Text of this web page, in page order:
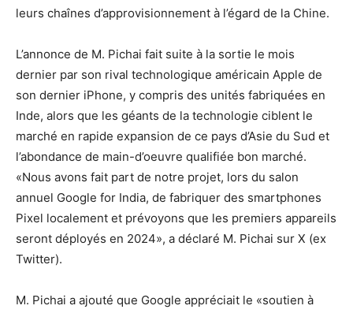
leurs chaînes d’approvisionnement à l’égard de la Chine.
L’annonce de M. Pichai fait suite à la sortie le mois
dernier par son rival technologique américain Apple de
son dernier iPhone, y compris des unités fabriquées en
Inde, alors que les géants de la technologie ciblent le
marché en rapide expansion de ce pays d’Asie du Sud et
l’abondance de main-d’oeuvre qualifiée bon marché.
«Nous avons fait part de notre projet, lors du salon
annuel Google for India, de fabriquer des smartphones
Pixel localement et prévoyons que les premiers appareils
seront déployés en 2024», a déclaré M. Pichai sur X (ex
Twitter).
M. Pichai a ajouté que Google appréciait le «soutien à